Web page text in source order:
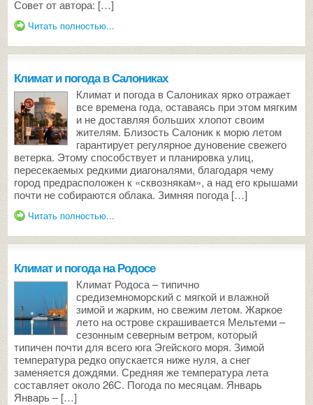
Совет от автора: […]
Читать полностью...
Климат и погода в Салониках
Климат и погода в Салониках ярко отражает
все времена года, оставаясь при этом мягким
и не доставляя больших хлопот своим
жителям. Близость Салоник к морю летом
гарантирует регулярное дуновение свежего
ветерка. Этому способствует и планировка улиц,
пересекаемых редкими диагоналями, благодаря чему
город предрасположен к «сквознякам», а над его крышами
почти не собираются облака. Зимняя погода […]
Читать полностью...
Климат и погода на Родосе
Климат Родоса – типично
средиземноморский с мягкой и влажной
зимой и жарким, но свежим летом. Жаркое
лето на острове скрашивается Мельтеми –
сезонным северным ветром, который
типичен почти для всего юга Эгейского моря. Зимой
температура редко опускается ниже нуля, а снег
заменяется дождями. Средняя же температура лета
составляет около 26С. Погода по месяцам. Январь
Январь – […]